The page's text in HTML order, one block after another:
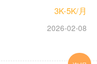
3K-5K/月
2026-02-08